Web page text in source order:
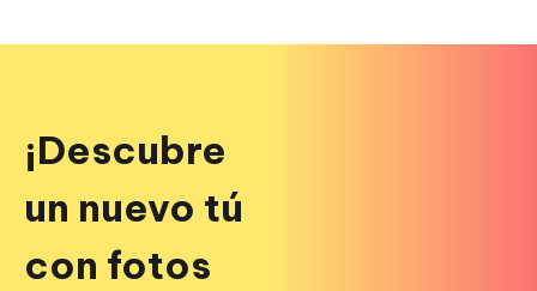
¡Descubre
un nuevo tú
con fotos